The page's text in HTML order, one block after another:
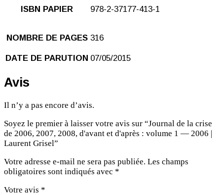
ISBN PAPIER 978-2-37177-413-1
NOMBRE DE PAGES 316
DATE DE PARUTION 07/05/2015
Avis
Il n’y a pas encore d’avis.
Soyez le premier à laisser votre avis sur “Journal de la crise
de 2006, 2007, 2008, d'avant et d'après : volume 1 — 2006 |
Laurent Grisel”
Votre adresse e-mail ne sera pas publiée. Les champs
obligatoires sont indiqués avec *
Votre avis *